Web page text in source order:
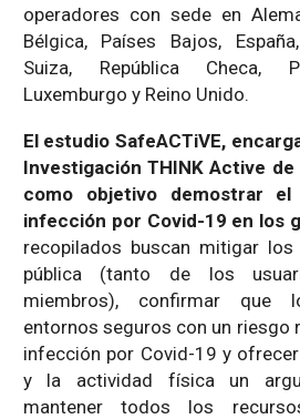
operadores con sede en
Bélgica, Países Bajos,
Suiza, República Checa,
Luxemburgo y Reino Unido.
El estudio SafeACTiVE,
Investigación THINK Active
como objetivo demostrar
infección por Covid-19 en los
recopilados buscan mitigar
pública (tanto de los
miembros), confirmar que
entornos seguros con un riesgo
infección por Covid-19 y
y la actividad física un
mantener todos los